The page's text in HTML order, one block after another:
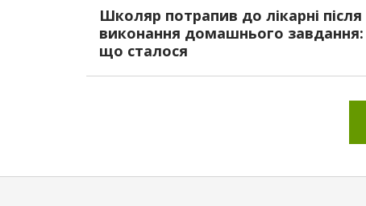
Школяр потрапив до лікарні після
виконання домашнього завдання:
що сталося